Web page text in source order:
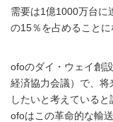
需要は1億1000万台に
の15％を占めることに
ofoのダイ・ウェイ創
経済協力会議）で、
したいと考えていると
ofoはこの革命的な輸